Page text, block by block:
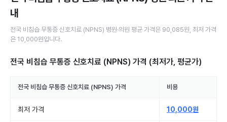
내
전국 비침습 무통증 신호치료 (NPNS) 병원·의원 평균 가격은 90,085원 , 최저 가격
은 10,000원입니다.
전국 비침습 무통증 신호치료 (NPNS) 가격 (최저가, 평균가)
전국 비침습 무통증 신호치료 (NPNS) 가격 비용
최저 가격 10,000원